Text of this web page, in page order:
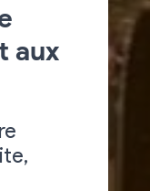
aux